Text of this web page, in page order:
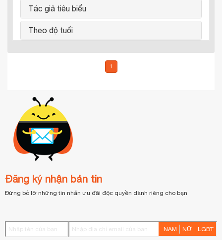
Tác giả tiêu biểu
Theo độ tuổi
1
Đăng ký nhận bản tin
Đừng bỏ lỡ những tin nhắn ưu đãi độc quyền dành riêng cho bạn
NAM NỮ LGBT